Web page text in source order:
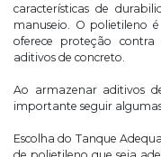
características de
manuseio. O polietileno
oferece proteção
aditivos de concreto.
Ao armazenar aditivos
importante seguir
Escolha do Tanque